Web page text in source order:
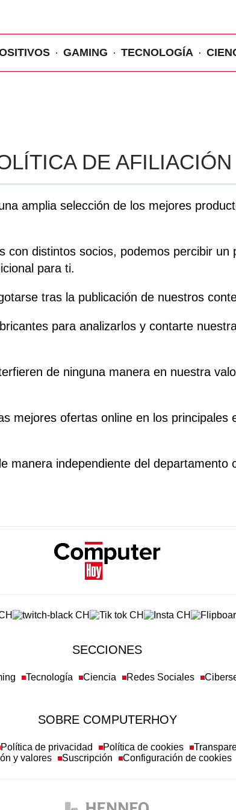
GAMING TECNOLOGÍA
DE AFILIACIÓN
amplia selección de los mejores
con distintos socios, podemos percibir
para ti.
tras la publicación de nuestros
para analizarlos y contarte
de ninguna manera en nuestra
mejores ofertas online en los principales
manera independiente del departamento
SECCIONES
Tecnología Ciencia Redes Sociales
SOBRE COMPUTERHOY
Política de privacidad Política de cookies
y valores
Suscripción Configuración de cookies